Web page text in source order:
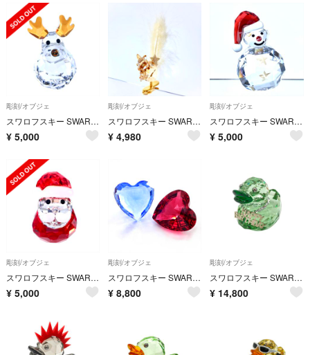
彫刻/オブジェ
スワロフスキー SWAROVSKI ロッキング トナカイ オブジェ 置物 1096034 クリア【中古】
¥ 5,000
彫刻/オブジェ
スワロフスキー SWAROVSKI リス オブジェ 置物 1006040 クリア【中古】
¥ 4,980
彫刻/オブジェ
スワロフスキー SWAROVSKI ロッキング スノーマン オブジェ 置物 1005414 クリア【中古】
¥ 5,000
彫刻/オブジェ
スワロフスキー SWAROVSKI ロッキング サンタ オブジェ 置物 クリア【中古】
¥ 5,000
彫刻/オブジェ
スワロフスキー SWAROVSKI ハート コンビ オブジェ 置物 クリア 2点セット【中古】
¥ 8,800
彫刻/オブジェ
スワロフスキー SWAROVSKI Happy Birthday Duck オブジェ 置物 1078531 クリア インテリア アヒル【中古】
¥ 14,800